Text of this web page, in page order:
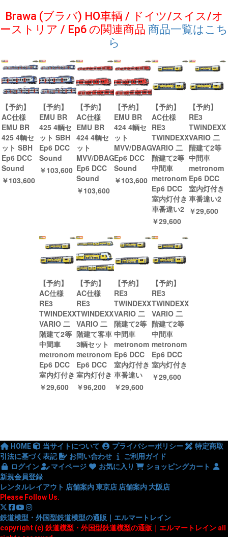
Brawa (ブラバ) HO車輌 / ドイツ/スイス/オ
ーストリア / Ep6 の関連商品 商品一覧はこち
ら
【予約】
AC仕様
EMU BR
425 4輌セ
ット SBH
Ep6 DCC
Sound
￥103,600
【予約】
EMU BR
425 4輌セ
ット SBH
Ep6 DCC
Sound
￥103,600
【予約】
AC仕様
EMU BR
424 4輌セ
ット
MVV/DBAG
Ep6 DCC
Sound
￥103,600
【予約】
EMU BR
424 4輌セ
ット
MVV/DBAG
Ep6 DCC
Sound
￥103,600
【予約】
AC仕様
RE3
TWINDEXX
VARIO 二
階建て2等
中間車
metronom
Ep6 DCC
室内灯付き
車番違い2
￥29,600
【予約】
RE3
TWINDEXX
VARIO 二
階建て2等
中間車
metronom
Ep6 DCC
室内灯付き
車番違い2
￥29,600
【予約】
AC仕様
RE3
TWINDEXX
VARIO 二
階建て2等
中間車
metronom
Ep6 DCC
室内灯付き
￥29,600
【予約】
AC仕様
RE3
TWINDEXX
VARIO 二
階建て客車
3輌セット
metronom
Ep6 DCC
室内灯付き
￥96,200
【予約】
RE3
TWINDEXX
VARIO 二
階建て2等
中間車
metronom
Ep6 DCC
室内灯付き
車番違い
￥29,600
【予約】
RE3
TWINDEXX
VARIO 二
階建て2等
中間車
metronom
Ep6 DCC
室内灯付き
￥29,600
HOME 当サイトについて プライバシーポリシー
特定商取
引法に基づく表記
お問い合わせ
ご利用ガイド
ログイン
マイページ お気に入り
ショッピングカート
新規会員登録
レンタルレイアウト 店舗案内 東京店 店舗案内 大阪店
Please Follow Us.
鉄道模型・外国型鉄道模型の通販｜エルマートレイン
copyright (c) 鉄道模型・外国型鉄道模型の通販｜エルマートレイン all